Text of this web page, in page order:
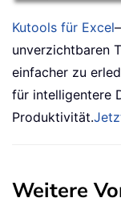
Kutools für Excel
unverzichtbaren
einfacher zu
für intelligentere
Produktivität.
Weitere